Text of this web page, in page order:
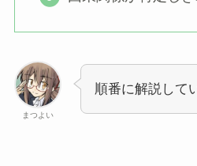
まつよい
順番に解説して